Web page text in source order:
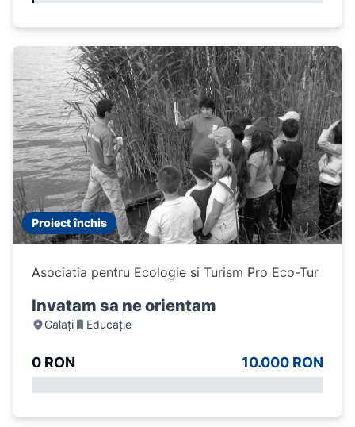
Proiect închis
Asociatia pentru Ecologie si Turism Pro Eco-Tur
Invatam sa ne orientam
Galați Educație
0 RON 10.000 RON